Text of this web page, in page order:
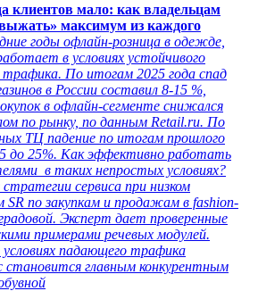
клиентов мало: как владельцам
максимум из каждого
годы офлайн-розница в одежде,
в условиях устойчивого
По итогам 2025 года спад
в России составил 8-15 %,
в офлайн-сегменте снижался
по рынку, по данным Retail.ru. По
ТЦ падение по итогам прошлого
до 25%. Как эффективно работать
в таких непростых условиях?
сервиса при низком
SR по закупкам и продажам в fashion-
Эксперт дает проверенные
примерами речевых модулей.
условиях падающего трафика
становится главным конкурентным